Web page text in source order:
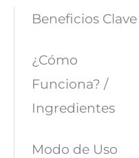
Beneficios Clave
¿Cómo
Funciona? /
Ingredientes
Modo de Uso